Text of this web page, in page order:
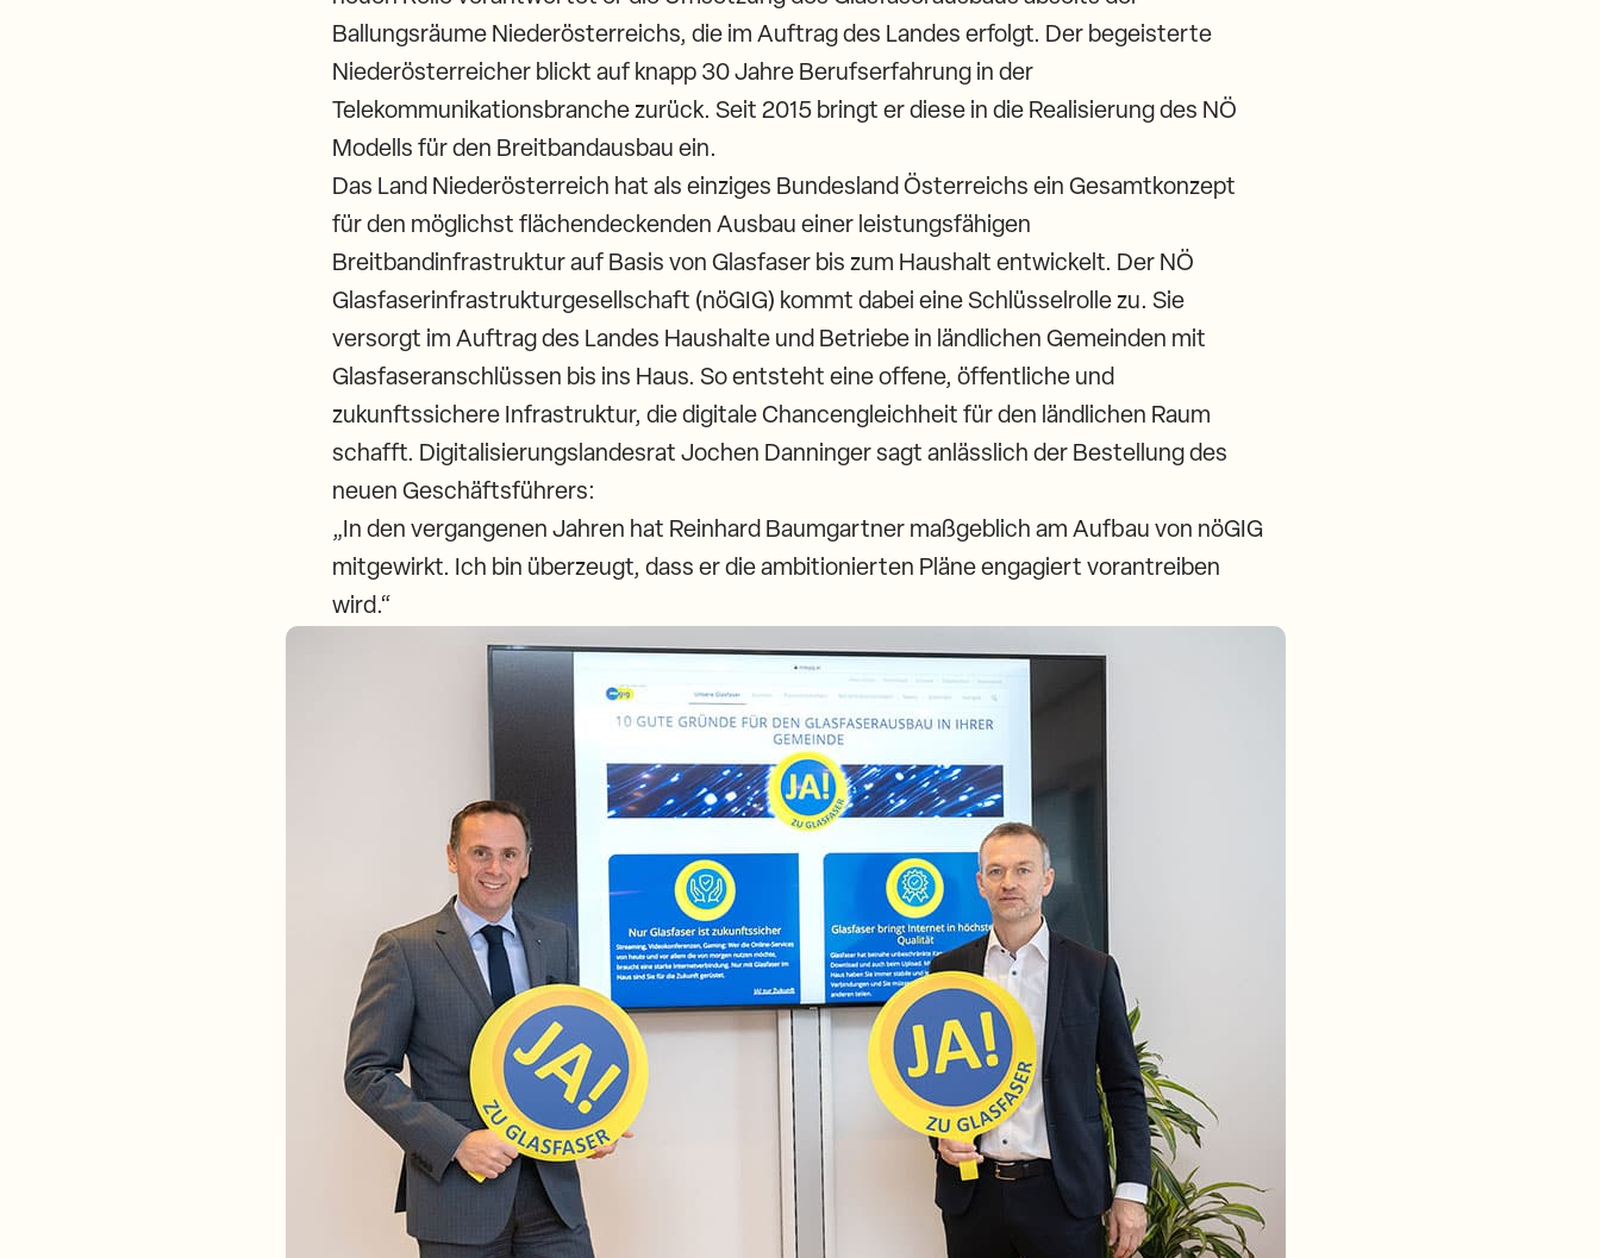
Ballungsräume Niederösterreichs, die im Auftrag des Landes erfolgt. Der begeisterte
Niederösterreicher blickt auf knapp 30 Jahre Berufserfahrung in der
Telekommunikationsbranche zurück. Seit 2015 bringt er diese in die Realisierung des NÖ
Modells für den Breitbandausbau ein.
Das Land Niederösterreich hat als einziges Bundesland Österreichs ein Gesamtkonzept
für den möglichst flächendeckenden Ausbau einer leistungsfähigen
Breitbandinfrastruktur auf Basis von Glasfaser bis zum Haushalt entwickelt. Der NÖ
Glasfaserinfrastrukturgesellschaft (nöGIG) kommt dabei eine Schlüsselrolle zu. Sie
versorgt im Auftrag des Landes Haushalte und Betriebe in ländlichen Gemeinden mit
Glasfaseranschlüssen bis ins Haus. So entsteht eine offene, öffentliche und
zukunftssichere Infrastruktur, die digitale Chancengleichheit für den ländlichen Raum
schafft. Digitalisierungslandesrat Jochen Danninger sagt anlässlich der Bestellung des
neuen Geschäftsführers:
„In den vergangenen Jahren hat Reinhard Baumgartner maßgeblich am Aufbau von nöGIG
mitgewirkt. Ich bin überzeugt, dass er die ambitionierten Pläne engagiert vorantreiben
wird.“